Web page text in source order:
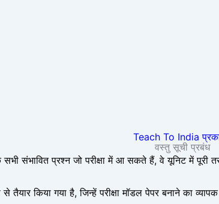
Teach To India
वस्तु सूची प्रबंध
संभावित प्रश्न जो परीक्षा में आ सकते हैं, वे यूनिट में पूरी
से तैयार किया गया है, जिन्हें परीक्षा मॉडल पेपर बनाने का